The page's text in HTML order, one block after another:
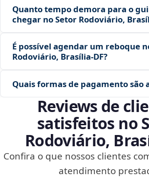
Quanto tempo demora para o
chegar no Setor Rodoviário,
É possível agendar um reboque
Rodoviário, Brasília‑DF?
Quais formas de pagamento são
Reviews de
satisfeitos no
Rodoviário,
Confira o que nossos clientes
atendimento